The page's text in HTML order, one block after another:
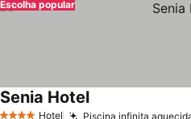
Escolha popular
Hotel Piscina infinita
Senia HotelVer preços